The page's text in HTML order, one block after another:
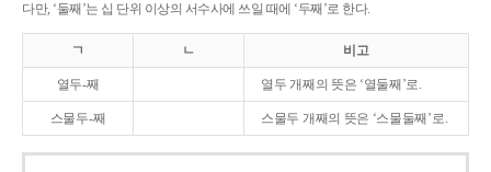
다만, ‘둘째’는 십 단위 이상의 서수사에 쓰일 때에 ‘두째’로 한다.
ㄱ ㄴ 비고
열두-째 열두 개째의 뜻은 ‘열둘째’로.
스물두-째 스물두 개째의 뜻은 ‘스물둘째’로.